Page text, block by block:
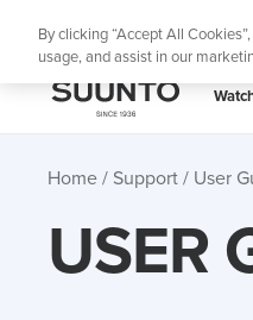
SUUNTO
Home Support User
USER
By clicking “Accept All
usage, and assist in our